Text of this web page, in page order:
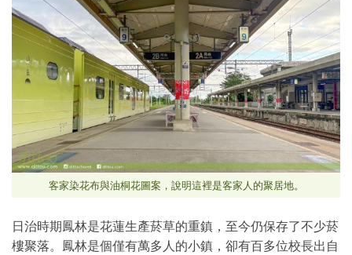
客家染花布與油桐花圖案，說明這裡是客家人的聚居地。
日治時期鳳林是花蓮生產菸草的重鎮，至今仍保存了不少菸
樓聚落。鳳林是個僅有萬多人的小鎮，卻有百多位校長出自